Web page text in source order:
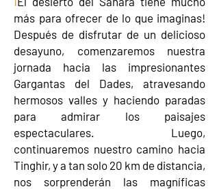
más para ofrecer de lo que imaginas!
Después de disfrutar de un delicioso
desayuno, comenzaremos nuestra
jornada hacia las impresionantes
Gargantas del Dades, atravesando
hermosos valles y haciendo paradas
para admirar los paisajes
espectaculares. Luego,
continuaremos nuestro camino hacia
Tinghir, y a tan solo 20 km de distancia,
nos sorprenderán las magníficas